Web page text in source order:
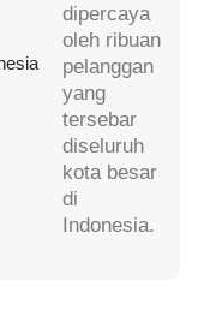
dipercaya
oleh ribuan
pelanggan
yang
tersebar
diseluruh
kota besar
di
Indonesia.